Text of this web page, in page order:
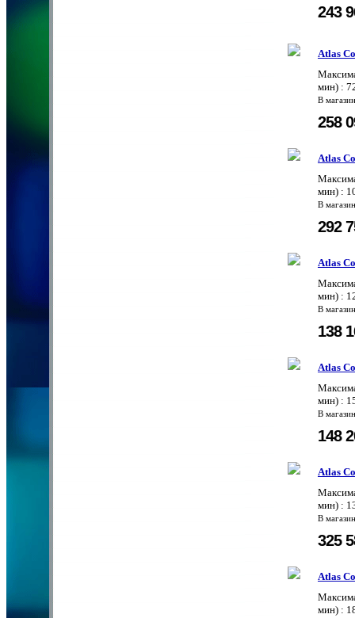
243
Atlas
мин) :
В
258
Atlas
мин) :
В
292
Atlas
мин) :
В
138
Atlas
мин) :
В
148
Atlas
мин) :
В
325
Atlas
мин) :